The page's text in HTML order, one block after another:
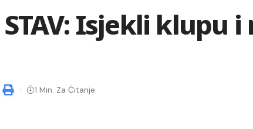
STAV: Isjekli klupu
1 Min. Za Čitanje